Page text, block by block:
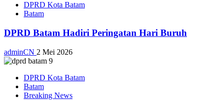
DPRD Kota Batam
Batam
DPRD Batam Hadiri Peringatan Hari Buruh
adminCN 2 Mei 2026
DPRD Kota Batam
Batam
Breaking News